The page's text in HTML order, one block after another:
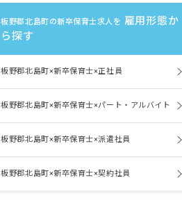
板野郡北島町の新卒保育士求人を 雇用形態か
ら探す
板野郡北島町×新卒保育士×正社員
板野郡北島町×新卒保育士×パート・アルバイト
板野郡北島町×新卒保育士×派遣社員
板野郡北島町×新卒保育士×契約社員